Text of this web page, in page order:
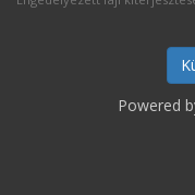
Powered